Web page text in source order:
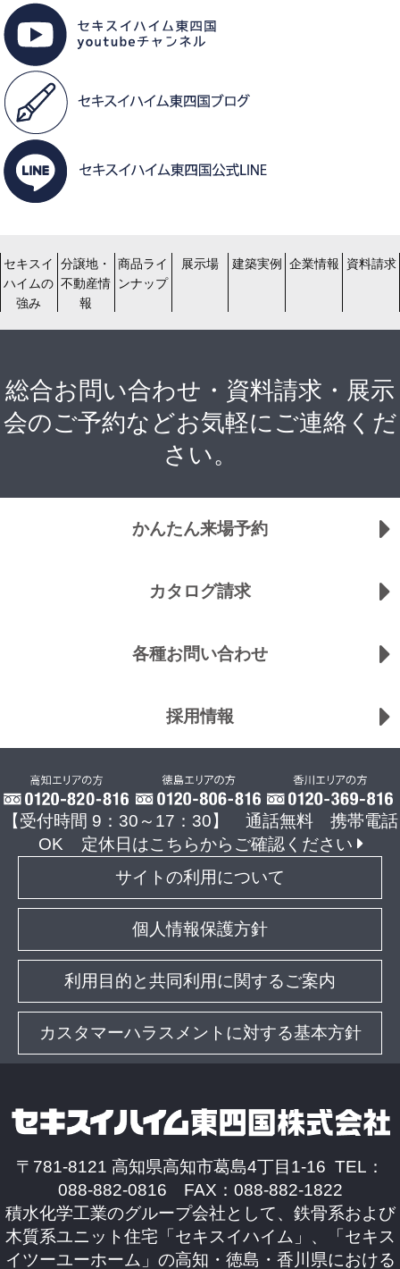
セキスイ
ハイムの
強み
分譲地・
不動産情
報
商品ライ
ンナップ
展示場 建築実例 企業情報 資料請求
総合お問い合わせ・資料請求・展示
会のご予約などお気軽にご連絡くだ
さい。
かんたん来場予約
カタログ請求
各種お問い合わせ
採用情報
【受付時間 9：30～17：30】 通話無料 携帯電話
OK
定休日はこちらからご確認ください
サイトの利用について
個人情報保護方針
利用目的と共同利用に関するご案内
カスタマーハラスメントに対する基本方針
〒781-8121 高知県高知市葛島4丁目1-16 TEL：
088-882-0816 FAX：088-882-1822
積水化学工業のグループ会社として、鉄骨系および
木質系ユニット住宅「セキスイハイム」、「セキス
イツーユーホーム」の高知・徳島・香川県における